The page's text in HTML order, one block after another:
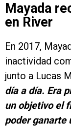
Mayada
en River
En 2017,
inactividad
junto a Lucas
día a día. Era
un objetivo el
poder ganarte